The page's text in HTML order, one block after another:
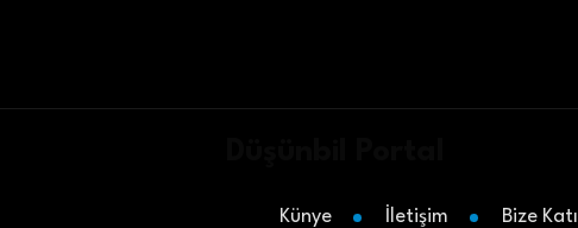
Künye İletişim Bize Katıl